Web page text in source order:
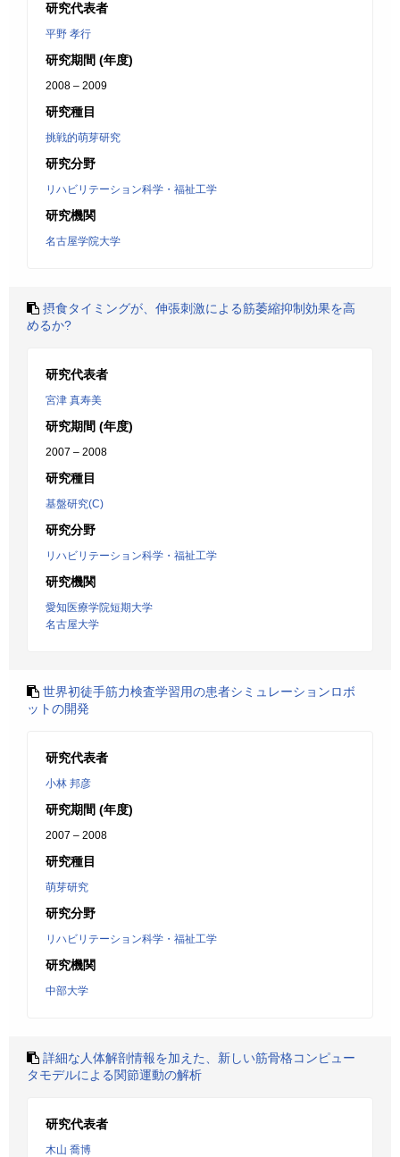
研究代表者
平野 孝行
研究期間 (年度)
2008 – 2009
研究種目
挑戦的萌芽研究
研究分野
リハビリテーション科学・福祉工学
研究機関
名古屋学院大学
摂食タイミングが、伸張刺激による筋萎縮抑制効果を高
めるか?
研究代表者
宮津 真寿美
研究期間 (年度)
2007 – 2008
研究種目
基盤研究(C)
研究分野
リハビリテーション科学・福祉工学
研究機関
愛知医療学院短期大学
名古屋大学
世界初徒手筋力検査学習用の患者シミュレーションロボ
ットの開発
研究代表者
小林 邦彦
研究期間 (年度)
2007 – 2008
研究種目
萌芽研究
研究分野
リハビリテーション科学・福祉工学
研究機関
中部大学
詳細な人体解剖情報を加えた、新しい筋骨格コンピュー
タモデルによる関節運動の解析
研究代表者
木山 喬博